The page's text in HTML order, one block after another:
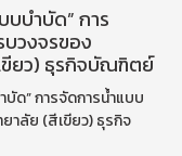
บบำบัด” การ
วงจรของ
ขียว) ธุรกิจบัณฑิตย์
ด” การจัดการน้ำแบบ
าลัย (สีเขียว) ธุรกิจ